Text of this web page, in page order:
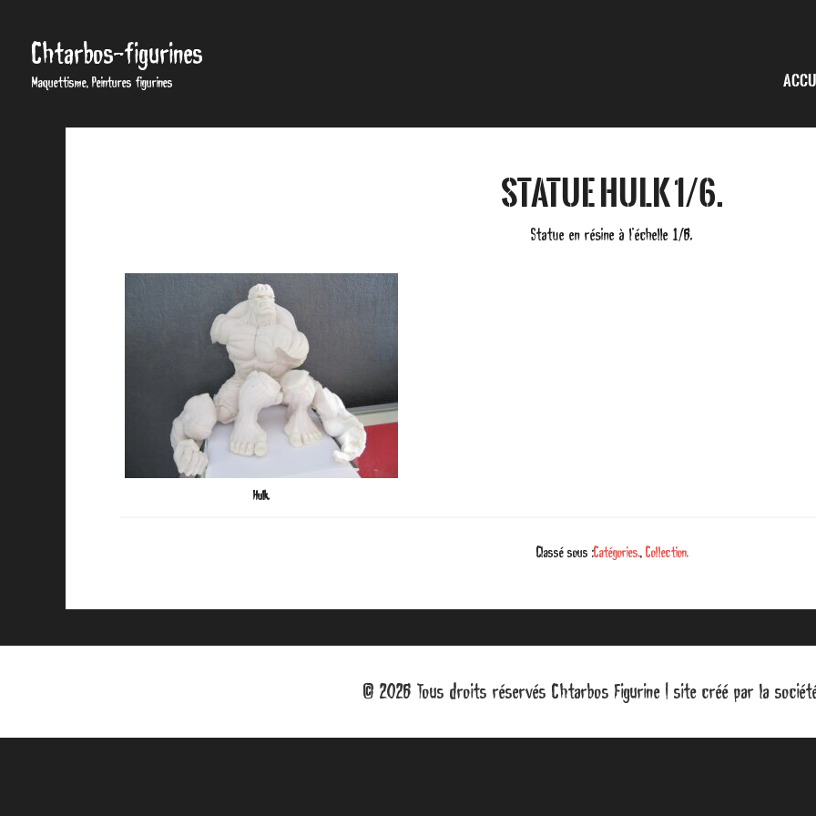
Chtarbos-figurines
Maquettisme, Peintures figurines
Statue Hulk 1/6.
Statue en résine à l’échelle 1/6.
Hulk.
Classé sous :Catégories., Collection.
© 2026 Tous droits réservés Chtarbos Figurine | site créé par la